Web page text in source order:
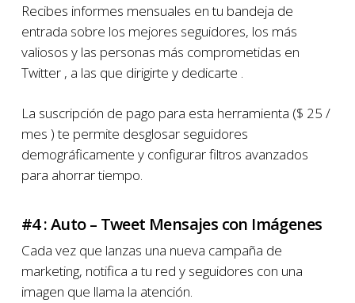
Recibes informes mensuales en tu bandeja de
entrada sobre los mejores seguidores, los más
valiosos y las personas más comprometidas en
Twitter , a las que dirigirte y dedicarte .
La suscripción de pago para esta herramienta ($ 25 /
mes ) te permite desglosar seguidores
demográficamente y configurar filtros avanzados
para ahorrar tiempo.
#4 : Auto – Tweet Mensajes con Imágenes
Cada vez que lanzas una nueva campaña de
marketing, notifica a tu red y seguidores con una
imagen que llama la atención.